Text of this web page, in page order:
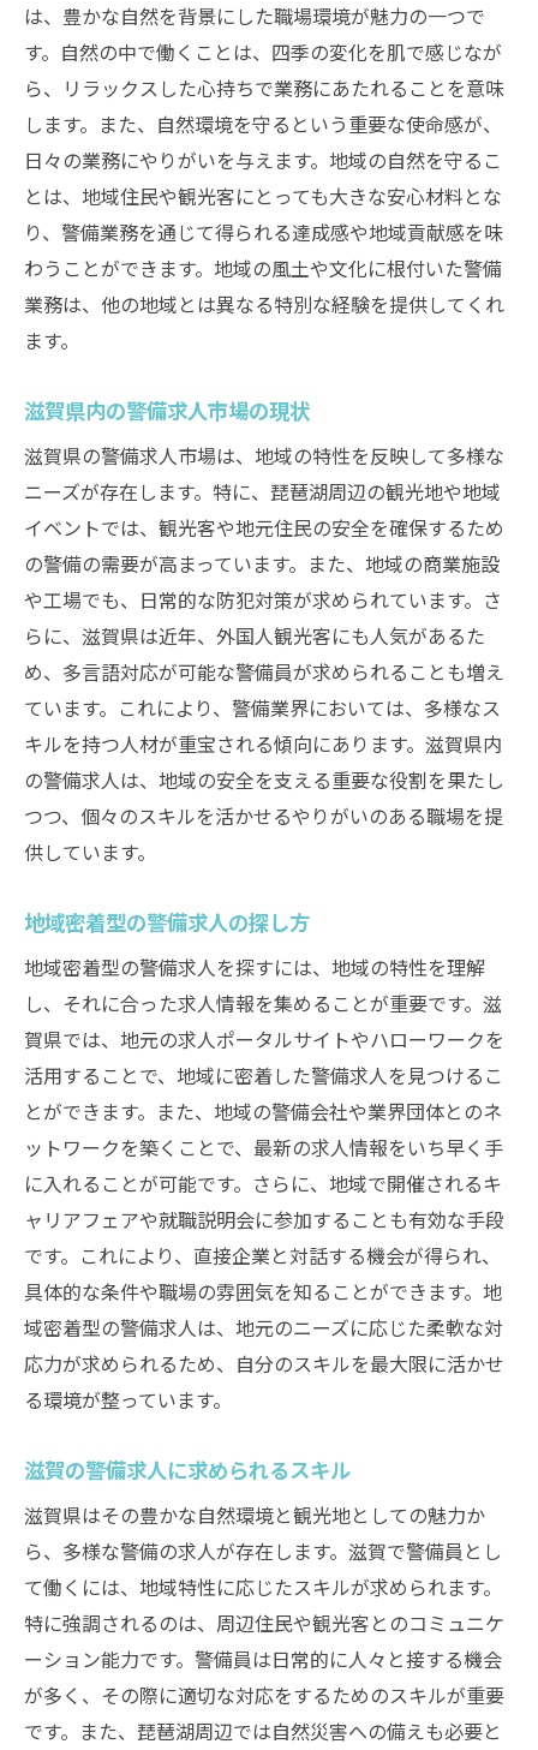
観光シーズンにおける警備求人の変動
観光施設での警備求人の探し方
観光地で働く警備職の魅力
福岡県の観光地での警備求人の現状
滋賀と福岡警備求人地域特有の魅力を紹介
滋賀と福岡の警備求人の比較
地域特性を活かした警備求人の選び方
地域密着型の警備求人の魅力
滋賀と福岡の警備求人の共通点
地域特有の警備求人の得られるスキル
警備職に求められるスキル滋賀と福岡の違い
地域別に異なる警備のスキル要件
滋賀で求められる警備スキル
福岡で必要とされる警備スキル
地域によるスキルアップの方法
滋賀と福岡での研修制度の違い
スキルアップで広がるキャリアの可能性
福岡の警備求人イベント季節の変動を理解
福岡のイベントと警備求人の関係
季節ごとの警備求人の動向
方
福岡の警備求人に影響する季節要因
イベント警備で必要なスキルと資格
警備求人におけるイベントの重要性
滋賀県で警備求人検索自然と都市の調和
滋賀の自然と都市環境の警備求人
自然環境での警備職の魅力
都市と自然の両方をカバーする警備求人
滋賀での警備求人探索のポイント
自然と都市環境での警備職の違い
多様な環境で働く警備の求人情報
は、豊かな自然を背景にした職場環境が魅力の一つで
す。自然の中で働くことは、四季の変化を肌で感じなが
ら、リラックスした心持ちで業務にあたれることを意味
します。また、自然環境を守るという重要な使命感が、
日々の業務にやりがいを与えます。地域の自然を守るこ
とは、地域住民や観光客にとっても大きな安心材料とな
り、警備業務を通じて得られる達成感や地域貢献感を味
わうことができます。地域の風土や文化に根付いた警備
業務は、他の地域とは異なる特別な経験を提供してくれ
ます。
滋賀県内の警備求人市場の現状
滋賀県の警備求人市場は、地域の特性を反映して多様な
ニーズが存在します。特に、琵琶湖周辺の観光地や地域
イベントでは、観光客や地元住民の安全を確保するため
の警備の需要が高まっています。また、地域の商業施設
や工場でも、日常的な防犯対策が求められています。さ
らに、滋賀県は近年、外国人観光客にも人気があるた
め、多言語対応が可能な警備員が求められることも増え
ています。これにより、警備業界においては、多様なス
キルを持つ人材が重宝される傾向にあります。滋賀県内
の警備求人は、地域の安全を支える重要な役割を果たし
つつ、個々のスキルを活かせるやりがいのある職場を提
供しています。
地域密着型の警備求人の探し方
地域密着型の警備求人を探すには、地域の特性を理解
し、それに合った求人情報を集めることが重要です。滋
賀県では、地元の求人ポータルサイトやハローワークを
活用することで、地域に密着した警備求人を見つけるこ
とができます。また、地域の警備会社や業界団体とのネ
ットワークを築くことで、最新の求人情報をいち早く手
に入れることが可能です。さらに、地域で開催されるキ
ャリアフェアや就職説明会に参加することも有効な手段
です。これにより、直接企業と対話する機会が得られ、
具体的な条件や職場の雰囲気を知ることができます。地
域密着型の警備求人は、地元のニーズに応じた柔軟な対
応力が求められるため、自分のスキルを最大限に活かせ
る環境が整っています。
滋賀の警備求人に求められるスキル
滋賀県はその豊かな自然環境と観光地としての魅力か
ら、多様な警備の求人が存在します。滋賀で警備員とし
て働くには、地域特性に応じたスキルが求められます。
特に強調されるのは、周辺住民や観光客とのコミュニケ
ーション能力です。警備員は日常的に人々と接する機会
が多く、その際に適切な対応をするためのスキルが重要
です。また、琵琶湖周辺では自然災害への備えも必要と